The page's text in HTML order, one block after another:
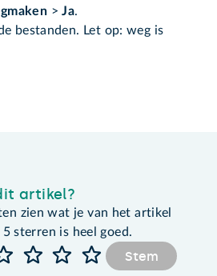
>Ja.
bestanden. Let op: weg is
artikel?
zien wat je van het artikel
sterren is heel goed.
Stem